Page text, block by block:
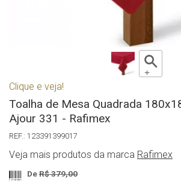
Clique e veja!
Toalha de Mesa Quadrada
Ajour 331 - Rafimex
123391399017
Veja mais produtos da marca Rafimex
DeR$ 379,00